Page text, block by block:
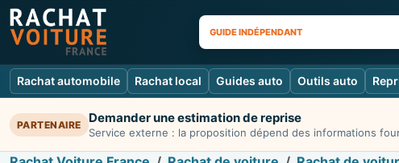
GUIDE INDÉPENDANT
Rachat automobile Rachat local Guides auto Outils auto
PARTENAIRE Demander une estimation de reprise
Service externe : la proposition dépend des informations